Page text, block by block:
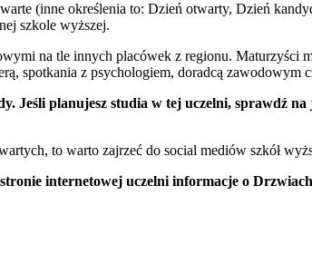
(inne określenia to: Dzień otwarty, Dzień
szkole wyższej.
na tle innych placówek z regionu. Maturzyści
spotkania z psychologiem, doradcą
Jeśli planujesz studia w tej uczelni, sprawdź
to warto zajrzeć do social mediów szkół
internetowej uczelni informacje o